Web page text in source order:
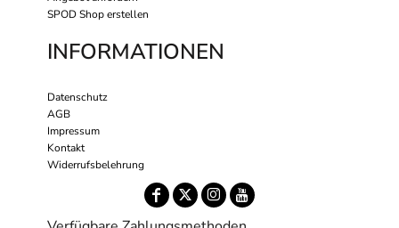
SPOD Shop erstellen
INFORMATIONEN
Datenschutz
AGB
Impressum
Kontakt
Widerrufsbelehrung